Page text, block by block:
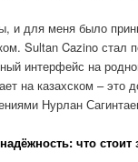
и для меня было
Sultan Cazino стал
интерфейс на
на казахском – это
Нурлан
что стоит